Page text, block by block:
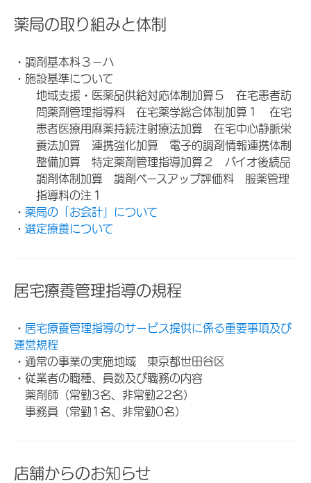
薬局の取り組みと体制
・調剤基本料３－ハ
・施設基準について
地域支援・医薬品供給対応体制加算５ 在宅患者訪
問薬剤管理指導料 在宅薬学総合体制加算１ 在宅
患者医療用麻薬持続注射療法加算 在宅中心静脈栄
養法加算 連携強化加算 電子的調剤情報連携体制
整備加算 特定薬剤管理指導加算２ バイオ後続品
調剤体制加算 調剤ベースアップ評価料 服薬管理
指導料の注１
・ 薬局の「お会計」について
・ 選定療養について
居宅療養管理指導の規程
・ 居宅療養管理指導のサービス提供に係る重要事項及び
運営規程
・通常の事業の実施地域 東京都世田谷区
・従業者の職種、員数及び職務の内容
薬剤師（常勤3名、非常勤22名）
事務員（常勤1名、非常勤0名）
店舗からのお知らせ